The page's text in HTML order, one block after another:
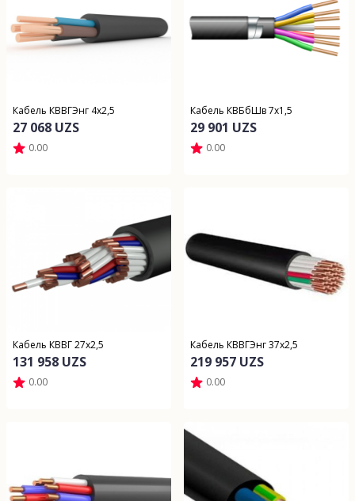
Кабель КВВГЭнг 4х2,5
27 068 UZS
0.00
Кабель КВБбШв 7х1,5
29 901 UZS
0.00
Кабель КВВГ 27х2,5
131 958 UZS
0.00
Кабель КВВГЭнг 37х2,5
219 957 UZS
0.00